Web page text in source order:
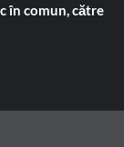
în comun, către